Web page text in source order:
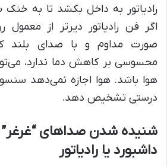
رادیاتور به داخل بکشد تا به
اگر فن رادیاتور دیرتر از
صورت مداوم و با صدای بلند
محسوسی بر کاهش دما ندارد،
هوا باشد. هوا اجازه نمی‌دهد
درستی تشخیص دهد.
شنیده شدن صداهای “غرغر”
داشبورد یا رادیاتور